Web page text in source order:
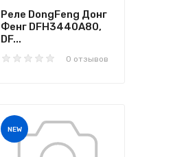
Реле DongFeng Донг
Фенг DFH3440A80,
DF...
0 отзывов
NEW